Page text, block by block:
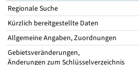
Regionale Suche
Kürzlich bereitgestellte Daten
Allgemeine Angaben, Zuordnungen
Gebietsveränderungen,
Änderungen zum Schlüsselverzeichnis